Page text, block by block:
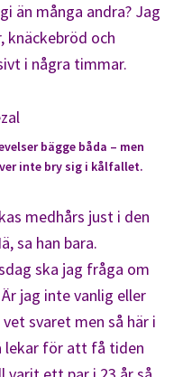
än många andra? Jag
knäckebröd och
i några timmar.
bägge båda – men
inte bry sig i kålfallet.
medhårs just i den
sa han bara.
ska jag fråga om
jag inte vanlig eller
svaret men så här i
lekar för att få tiden